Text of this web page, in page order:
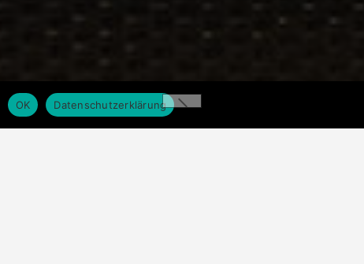
OK Datenschutzerklärung